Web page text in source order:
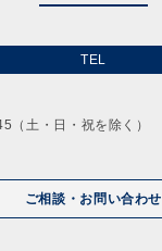
TEL
土・日・祝を除く）
ご相談・お問い合わせ